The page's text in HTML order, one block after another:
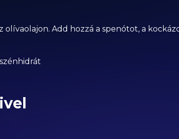
Add hozzá a spenótot, a